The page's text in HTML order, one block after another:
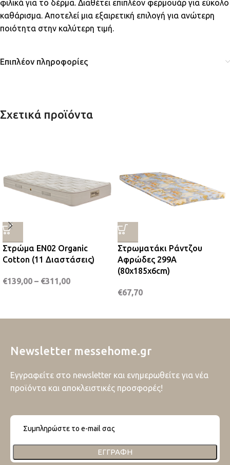
φιλικά για το δέρμα. Διαθέτει επιπλέον φερμουάρ για εύκολο
καθάρισμα. Αποτελεί μια εξαιρετική επιλογή για ανώτερη
ποιότητα στην καλύτερη τιμή.
Επιπλέον πληροφορίες
Σχετικά προϊόντα
Στρώμα EN02 Organic
Cotton (11 Διαστάσεις)
€139,00 – €311,00
Στρωματάκι Ράντζου
Αφρώδες 299A
(80x185x6cm)
€67,70
Newsletter messehome.gr
Εγγραφείτε στο newsletter και ενημερωθείτε για νέα
προϊόντα και αποκλειστικές προσφορές!
ΕΓΓΡΑΦΉ